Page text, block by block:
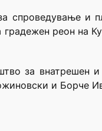
спроведување и
реон на
за внатрешен
и Борче